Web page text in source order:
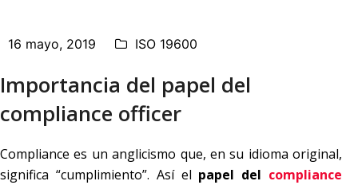
16 mayo, 2019 ISO 19600
Importancia del papel del
compliance officer
Compliance es un anglicismo que, en su idioma original,
significa “cumplimiento”. Así el papel del compliance